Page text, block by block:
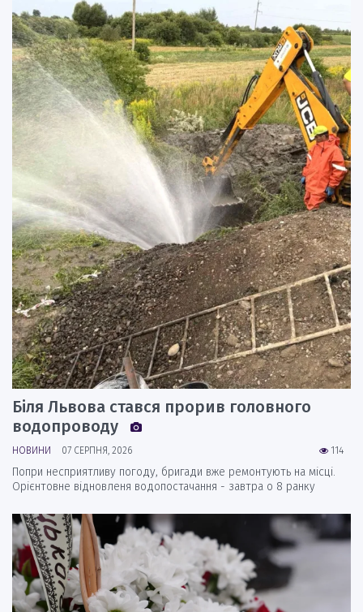
Біля Львова стався прорив головного
водопроводу
114
НОВИНИ 07 СЕРПНЯ, 2026
Попри несприятливу погоду, бригади вже ремонтують на місці.
Орієнтовне відновленя водопостачання - завтра о 8 ранку